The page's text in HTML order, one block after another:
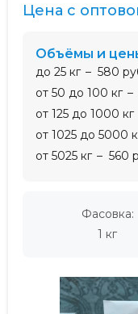
Фасовка:
1 кг
Цена с
Объёмы и
до 25 кг
580
от 50 до 100 кг
от 125 до 1000 кг
от 1025 до 5000
от 5025 кг
560